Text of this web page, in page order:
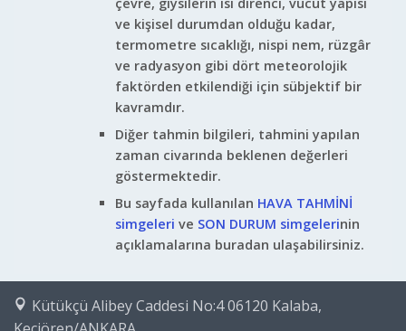
ve kişisel durumdan olduğu kadar,
termometre sıcaklığı, nispi nem, rüzgâr
ve radyasyon gibi dört meteorolojik
faktörden etkilendiği için sübjektif bir
kavramdır.
Diğer tahmin bilgileri, tahmini yapılan
zaman civarında beklenen değerleri
göstermektedir.
Bu sayfada kullanılan HAVA TAHMİNİ
simgeleri ve SON DURUM simgelerinin
açıklamalarına buradan ulaşabilirsiniz.
Kütükçü Alibey Caddesi No:4 06120 Kalaba,